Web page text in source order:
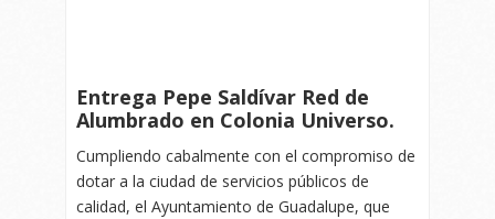
Entrega Pepe Saldívar Red de
Alumbrado en Colonia Universo.
Cumpliendo cabalmente con el compromiso de
dotar a la ciudad de servicios públicos de
calidad, el Ayuntamiento de Guadalupe, que